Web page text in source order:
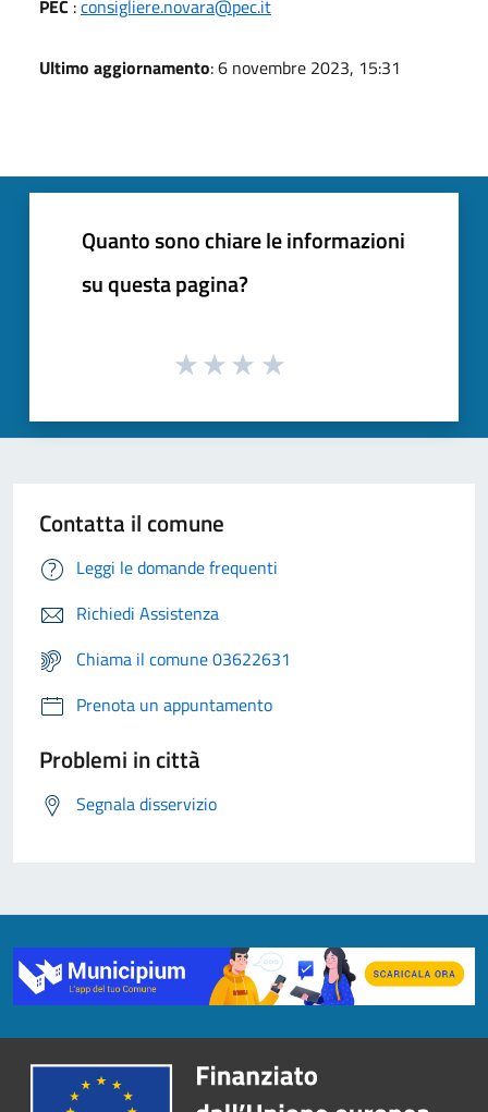
PEC :consigliere.novara@pec.it
Ultimo aggiornamento: 6 novembre 2023, 15:31
Quanto sono chiare le informazioni
su questa pagina?
Contatta il comune
Leggi le domande frequenti
Richiedi Assistenza
Chiama il comune 03622631
Prenota un appuntamento
Problemi in città
Segnala disservizio